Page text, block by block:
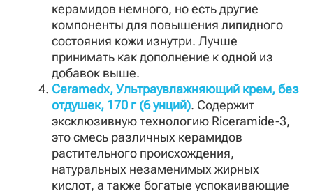
керамидов немного, но есть другие
компоненты для повышения липидного
состояния кожи изнутри. Лучше
принимать как дополнение к одной из
добавок выше.
Ceramedx, Ультраувлажняющий крем, без
отдушек, 170 г (6 унций). Содержит
эксклюзивную технологию Riceramide-3,
это смесь различных керамидов
растительного происхождения,
натуральных незаменимых жирных
кислот, а также богатые успокаивающие